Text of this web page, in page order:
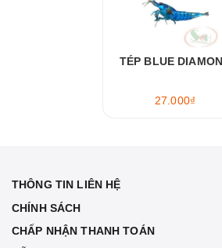
TÉP BLUE
27.000₫
THÔNG TIN LIÊN HỆ
CHÍNH SÁCH
CHẤP NHẬN THANH TOÁN